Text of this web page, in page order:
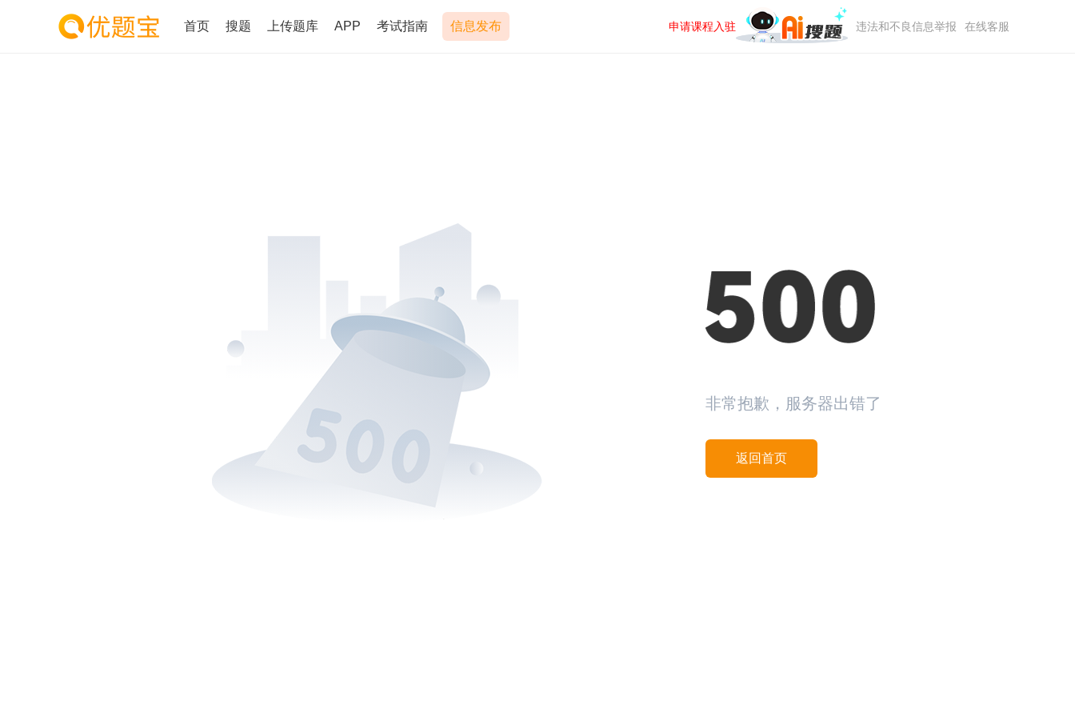
首页 搜题 上传题库 APP 考试指南 信息发布 申请课程入驻 违法和不良信息举报 在线客服
非常抱歉，服务器出错了
返回首页